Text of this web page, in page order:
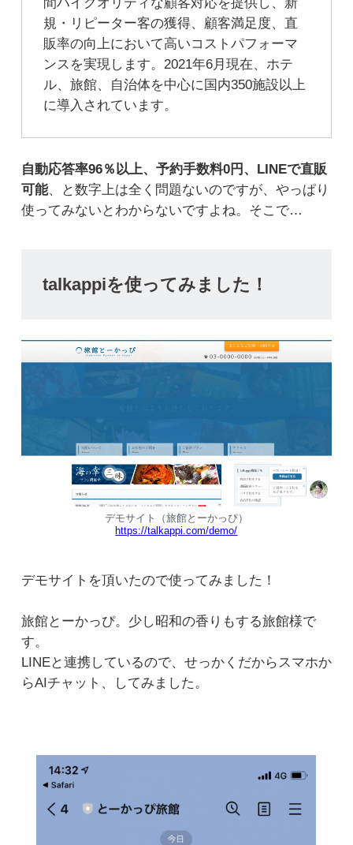
規・リピーター客の獲得、顧客満足度、直
販率の向上において高いコストパフォーマ
ンスを実現します。2021年6月現在、ホテ
ル、旅館、自治体を中心に国内350施設以上
に導入されています。
自動応答率96％以上、予約手数料0円、LINEで直販
可能、と数字上は全く問題ないのですが、やっぱり
使ってみないとわからないですよね。そこで…
talkappiを使ってみました！
デモサイト（旅館とーかっぴ）
https://talkappi.com/demo/
デモサイトを頂いたので使ってみました！
旅館とーかっぴ。少し昭和の香りもする旅館様で
す。
LINEと連携しているので、せっかくだからスマホか
らAIチャット、してみました。